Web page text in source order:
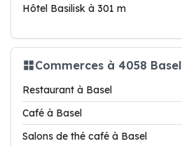
Hôtel Basilisk à 301 m
Commerces à 4058 Basel
Restaurant à Basel
Café à Basel
Salons de thé café à Basel